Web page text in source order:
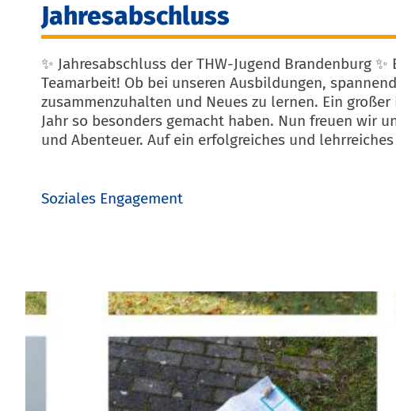
Jahresabschluss
✨ Jahresabschluss der THW-Jugend Brandenburg
Teamarbeit! Ob bei unseren Ausbildungen,
zusammenzuhalten und Neues zu lernen. Ein
Jahr so besonders gemacht haben. Nun freuen wir
und Abenteuer. Auf ein erfolgreiches und lehrreiches
Soziales Engagement